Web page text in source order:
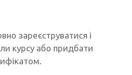
зареєструватися і
курсу або придбати